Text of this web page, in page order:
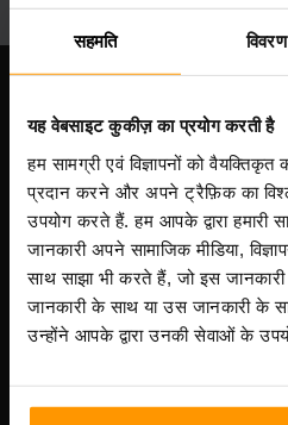
सहमति विवरण
यह वेबसाइट कुकीज़ का प्रयोग करती है
हम सामग्री एवं विज्ञापनों को वैयक्तिकृत
प्रदान करने और अपने ट्रैफ़िक का
उपयोग करते हैं. हम आपके द्वारा हमारी
जानकारी अपने सामाजिक मीडिया,
साथ साझा भी करते हैं, जो इस जानकारी
जानकारी के साथ या उस जानकारी के
उन्होंने आपके द्वारा उनकी सेवाओं के
Scalable Hosting Solutions OÜ
पंजीकरण कोड: 14652605
VAT संख्या: EE102133820
पता: Harju maakond, Tallinn,
Vesivärava tn 50-201, 10152